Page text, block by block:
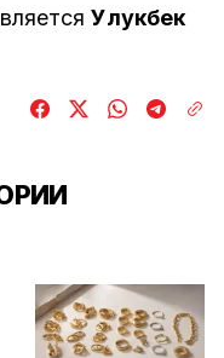
Улукбек